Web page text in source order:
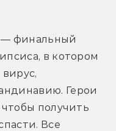
— финальный
в котором
Герои
получить
Все